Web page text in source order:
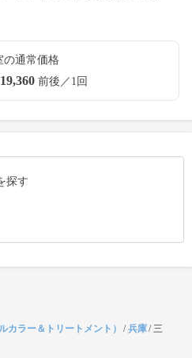
の通常価格
前後／1回
探す
カラー＆トリートメント） /兵庫/ 三